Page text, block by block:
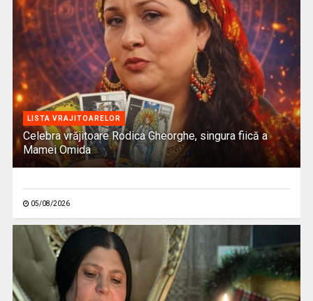
LISTA VRAJITOARELOR
Celebra vrăjitoare Rodica Gheorghe, singura fiică a
Mamei Omida
05/08/2026